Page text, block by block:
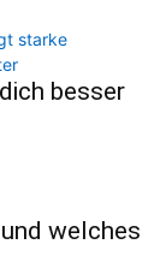
besser
welches